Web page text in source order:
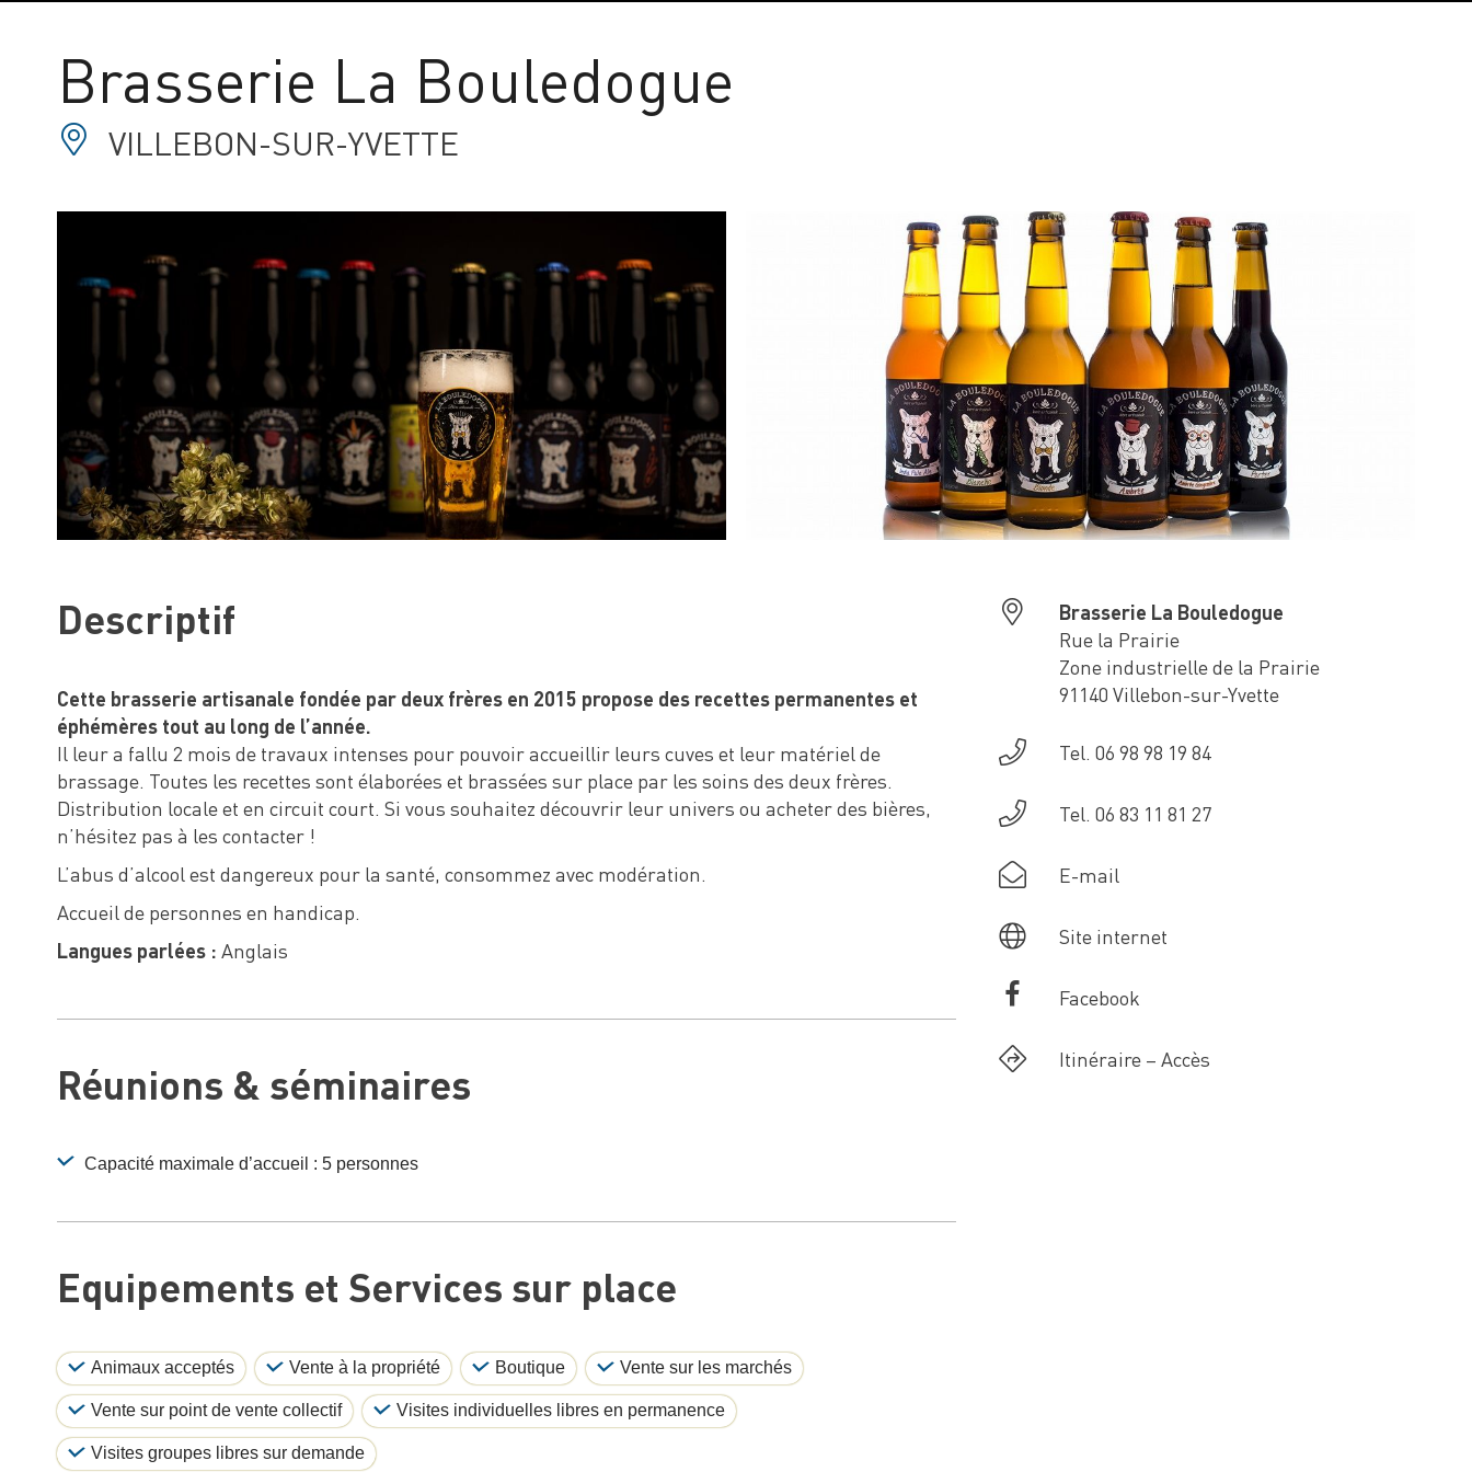
Brasserie La Bouledogue
VILLEBON-SUR-YVETTE
Descriptif
Cette brasserie artisanale fondée par deux frères en 2015 propose des recettes permanentes et
éphémères tout au long de l’année.
Il leur a fallu 2 mois de travaux intenses pour pouvoir accueillir leurs cuves et leur matériel de
brassage. Toutes les recettes sont élaborées et brassées sur place par les soins des deux frères.
Distribution locale et en circuit court. Si vous souhaitez découvrir leur univers ou acheter des bières,
n’hésitez pas à les contacter !
L’abus d’alcool est dangereux pour la santé, consommez avec modération.
Accueil de personnes en handicap.
Langues parlées : Anglais
Réunions & séminaires
Capacité maximale d’accueil : 5 personnes
Equipements et Services sur place
Animaux acceptés Vente à la propriété Boutique Vente sur les marchés
Vente sur point de vente collectif Visites individuelles libres en permanence
Visites groupes libres sur demande
Brasserie La Bouledogue
Rue la Prairie
Zone industrielle de la Prairie
91140 Villebon-sur-Yvette
Tel. 06 98 98 19 84
Tel. 06 83 11 81 27
E-mail
Site internet
Facebook
Itinéraire – Accès